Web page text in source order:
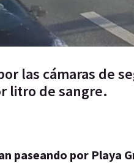
las cámaras de
litro de sangre.
paseando por Playa